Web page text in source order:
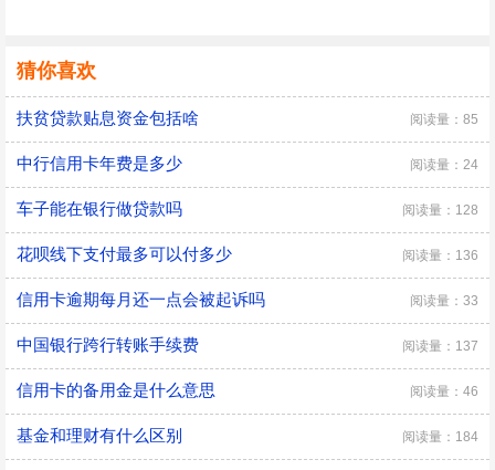
猜你喜欢
扶贫贷款贴息资金包括啥 阅读量：85
中行信用卡年费是多少 阅读量：24
车子能在银行做贷款吗 阅读量：128
花呗线下支付最多可以付多少 阅读量：136
信用卡逾期每月还一点会被起诉吗 阅读量：33
中国银行跨行转账手续费 阅读量：137
信用卡的备用金是什么意思 阅读量：46
基金和理财有什么区别 阅读量：184